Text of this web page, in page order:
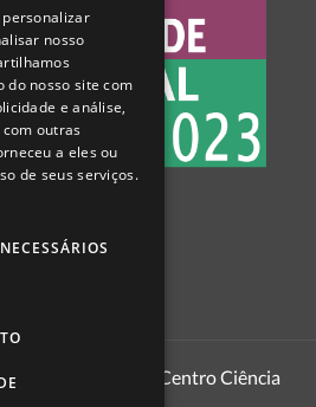
Conhecimento | Centro Ciência
ENGLISH
SPANISH
nosso
do nosso site com
e análise,
outras
a eles ou
de seus serviços.